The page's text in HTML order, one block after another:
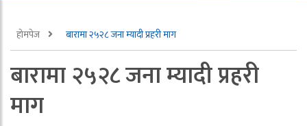
होमपेज बारामा २५२८ जना म्यादी प्रहरी माग
बारामा २५२८ जना म्यादी प्रहरी
माग